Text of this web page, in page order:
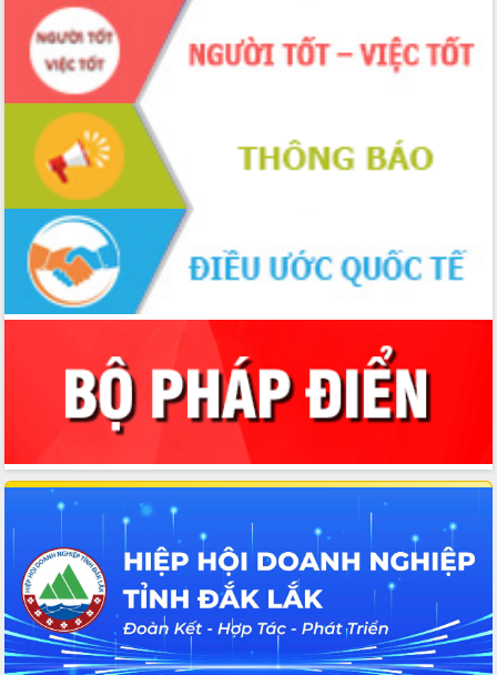
Thủ tướng Chính phủ Phạm Minh Chính kiểm tra,
chỉ đạo hoàn thành các dự án cao tốc và thăm
khu tái định cư tại Đắk Lắk
Sôi nổi Hội đua ngựa truyền thống Gò Thì Thùng
mừng Xuân Bính Ngọ 2026
Lãnh đạo tỉnh dâng hương tưởng niệm tại Đập
Đồng Cam đầu Xuân Bính Ngọ
Ngành nông nghiệp phấn đấu tăng trưởng đạt
5,86% trong năm 2026
UBND tỉnh Đắk Lắk triển khai công tác quốc
phòng, quân sự địa phương năm 2026
Đắk Lắk tập trung toàn lực khắc phục tồn tại IUU,
sẵn sàng làm việc với Đoàn thanh tra EC
Chủ tịch UBND tỉnh Tạ Anh Tuấn thăm, chúc mừng
các bệnh viện nhân Ngày Thầy thuốc Việt Nam
Rộn ràng lễ hội truyền thống Sông nước Đà Nông
lần thứ I năm 2026
Kỳ họp Chuyên đề lần thứ Năm, HĐND tỉnh Đắk
Thống nhất danh sách giới thiệu ứng cử đại biểu
Quốc hội khoá XVI và đại biểu HĐND tỉnh Đắk
Lắk, nhiệm kỳ 2026-2031
Phát động hai phong trào thi đua quan trọng trong
kỷ nguyên mới
Hội nghị lần thứ tư Ban Chỉ đạo công tác bầu cử
tỉnh Đắk Lắk
Hội nghị Báo cáo viên Trung ương tháng 01/2026